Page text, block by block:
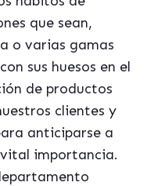
que sean,
o varias gamas
sus huesos en el
de productos
clientes y
anticiparse a
importancia.